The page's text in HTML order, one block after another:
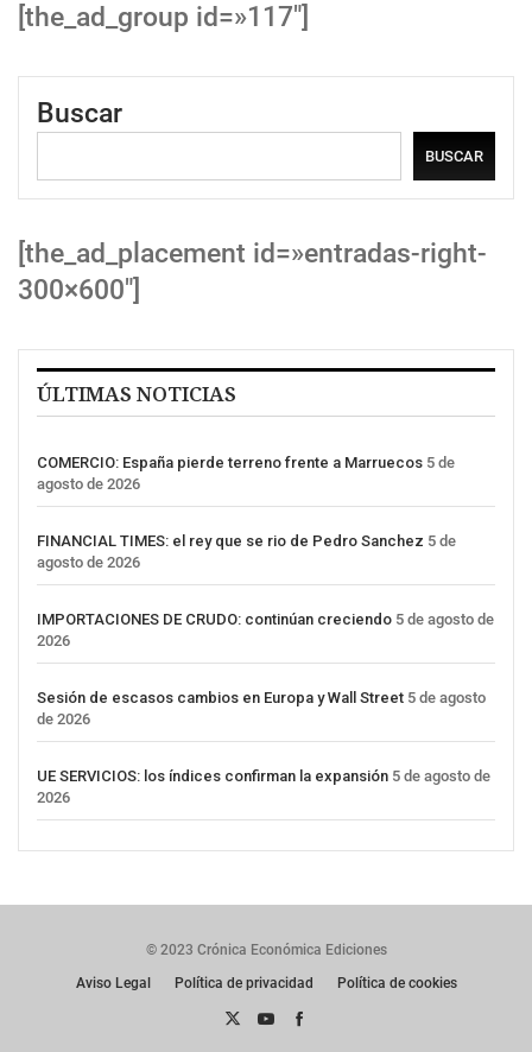
[the_ad_group id=»117″]
Buscar
BUSCAR
[the_ad_placement id=»entradas-right-
300×600″]
ÚLTIMAS NOTICIAS
COMERCIO: España pierde terreno frente a Marruecos 5 de
agosto de 2026
FINANCIAL TIMES: el rey que se rio de Pedro Sanchez 5 de
agosto de 2026
IMPORTACIONES DE CRUDO: continúan creciendo 5 de agosto de
2026
Sesión de escasos cambios en Europa y Wall Street 5 de agosto
de 2026
UE SERVICIOS: los índices confirman la expansión 5 de agosto de
2026
© 2023 Crónica Económica Ediciones
Aviso Legal
Política de privacidad Política de cookies